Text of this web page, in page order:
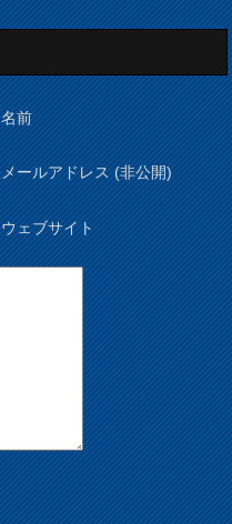
名前
メールアドレス (非公開)
ウェブサイト